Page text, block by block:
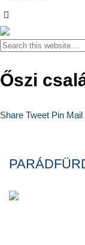
Őszi
Share Tweet Pin Mail